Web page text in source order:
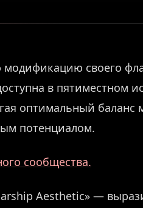
модификацию своего
в пятиместном
оптимальный баланс
потенциалом.
сообщества.
Aesthetic» —